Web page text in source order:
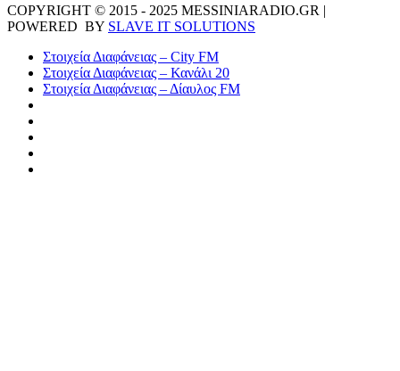
COPYRIGHT © 2015 - 2025 MESSINIARADIO.GR |
POWERED BY SLAVE IT SOLUTIONS
Στοιχεία Διαφάνειας – City FM
Στοιχεία Διαφάνειας – Κανάλι 20
Στοιχεία Διαφάνειας – Δίαυλος FM